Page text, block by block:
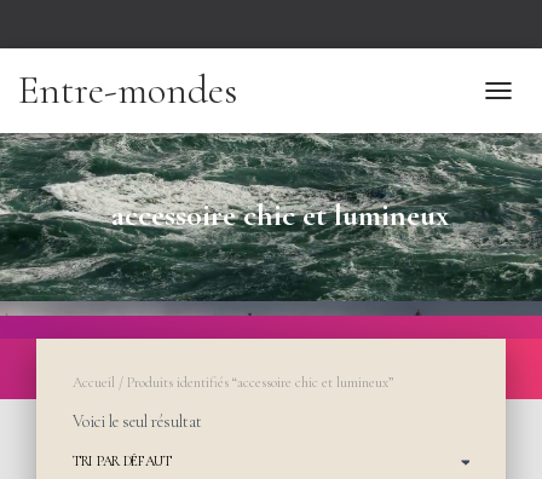
Entre-mondes
accessoire chic et lumineux
Accueil / Produits identifiés “accessoire chic et lumineux”
Voici le seul résultat